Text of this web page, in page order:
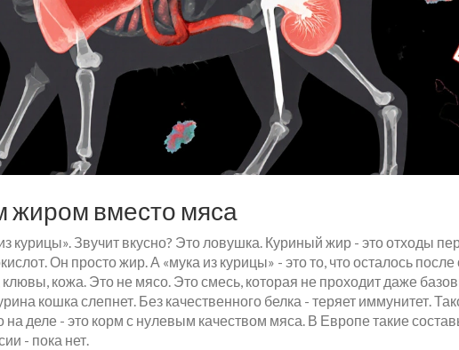
жиром вместо мяса
курицы». Звучит вкусно? Это ловушка. Куриный жир - это отходы
Он просто жир. А «мука из курицы» - это то, что осталось
клювы, кожа. Это не мясо. Это смесь, которая не проходит даже
кошка слепнет. Без качественного белка - теряет иммунитет.
на деле - это корм с нулевым качеством мяса. В Европе такие
- пока нет.